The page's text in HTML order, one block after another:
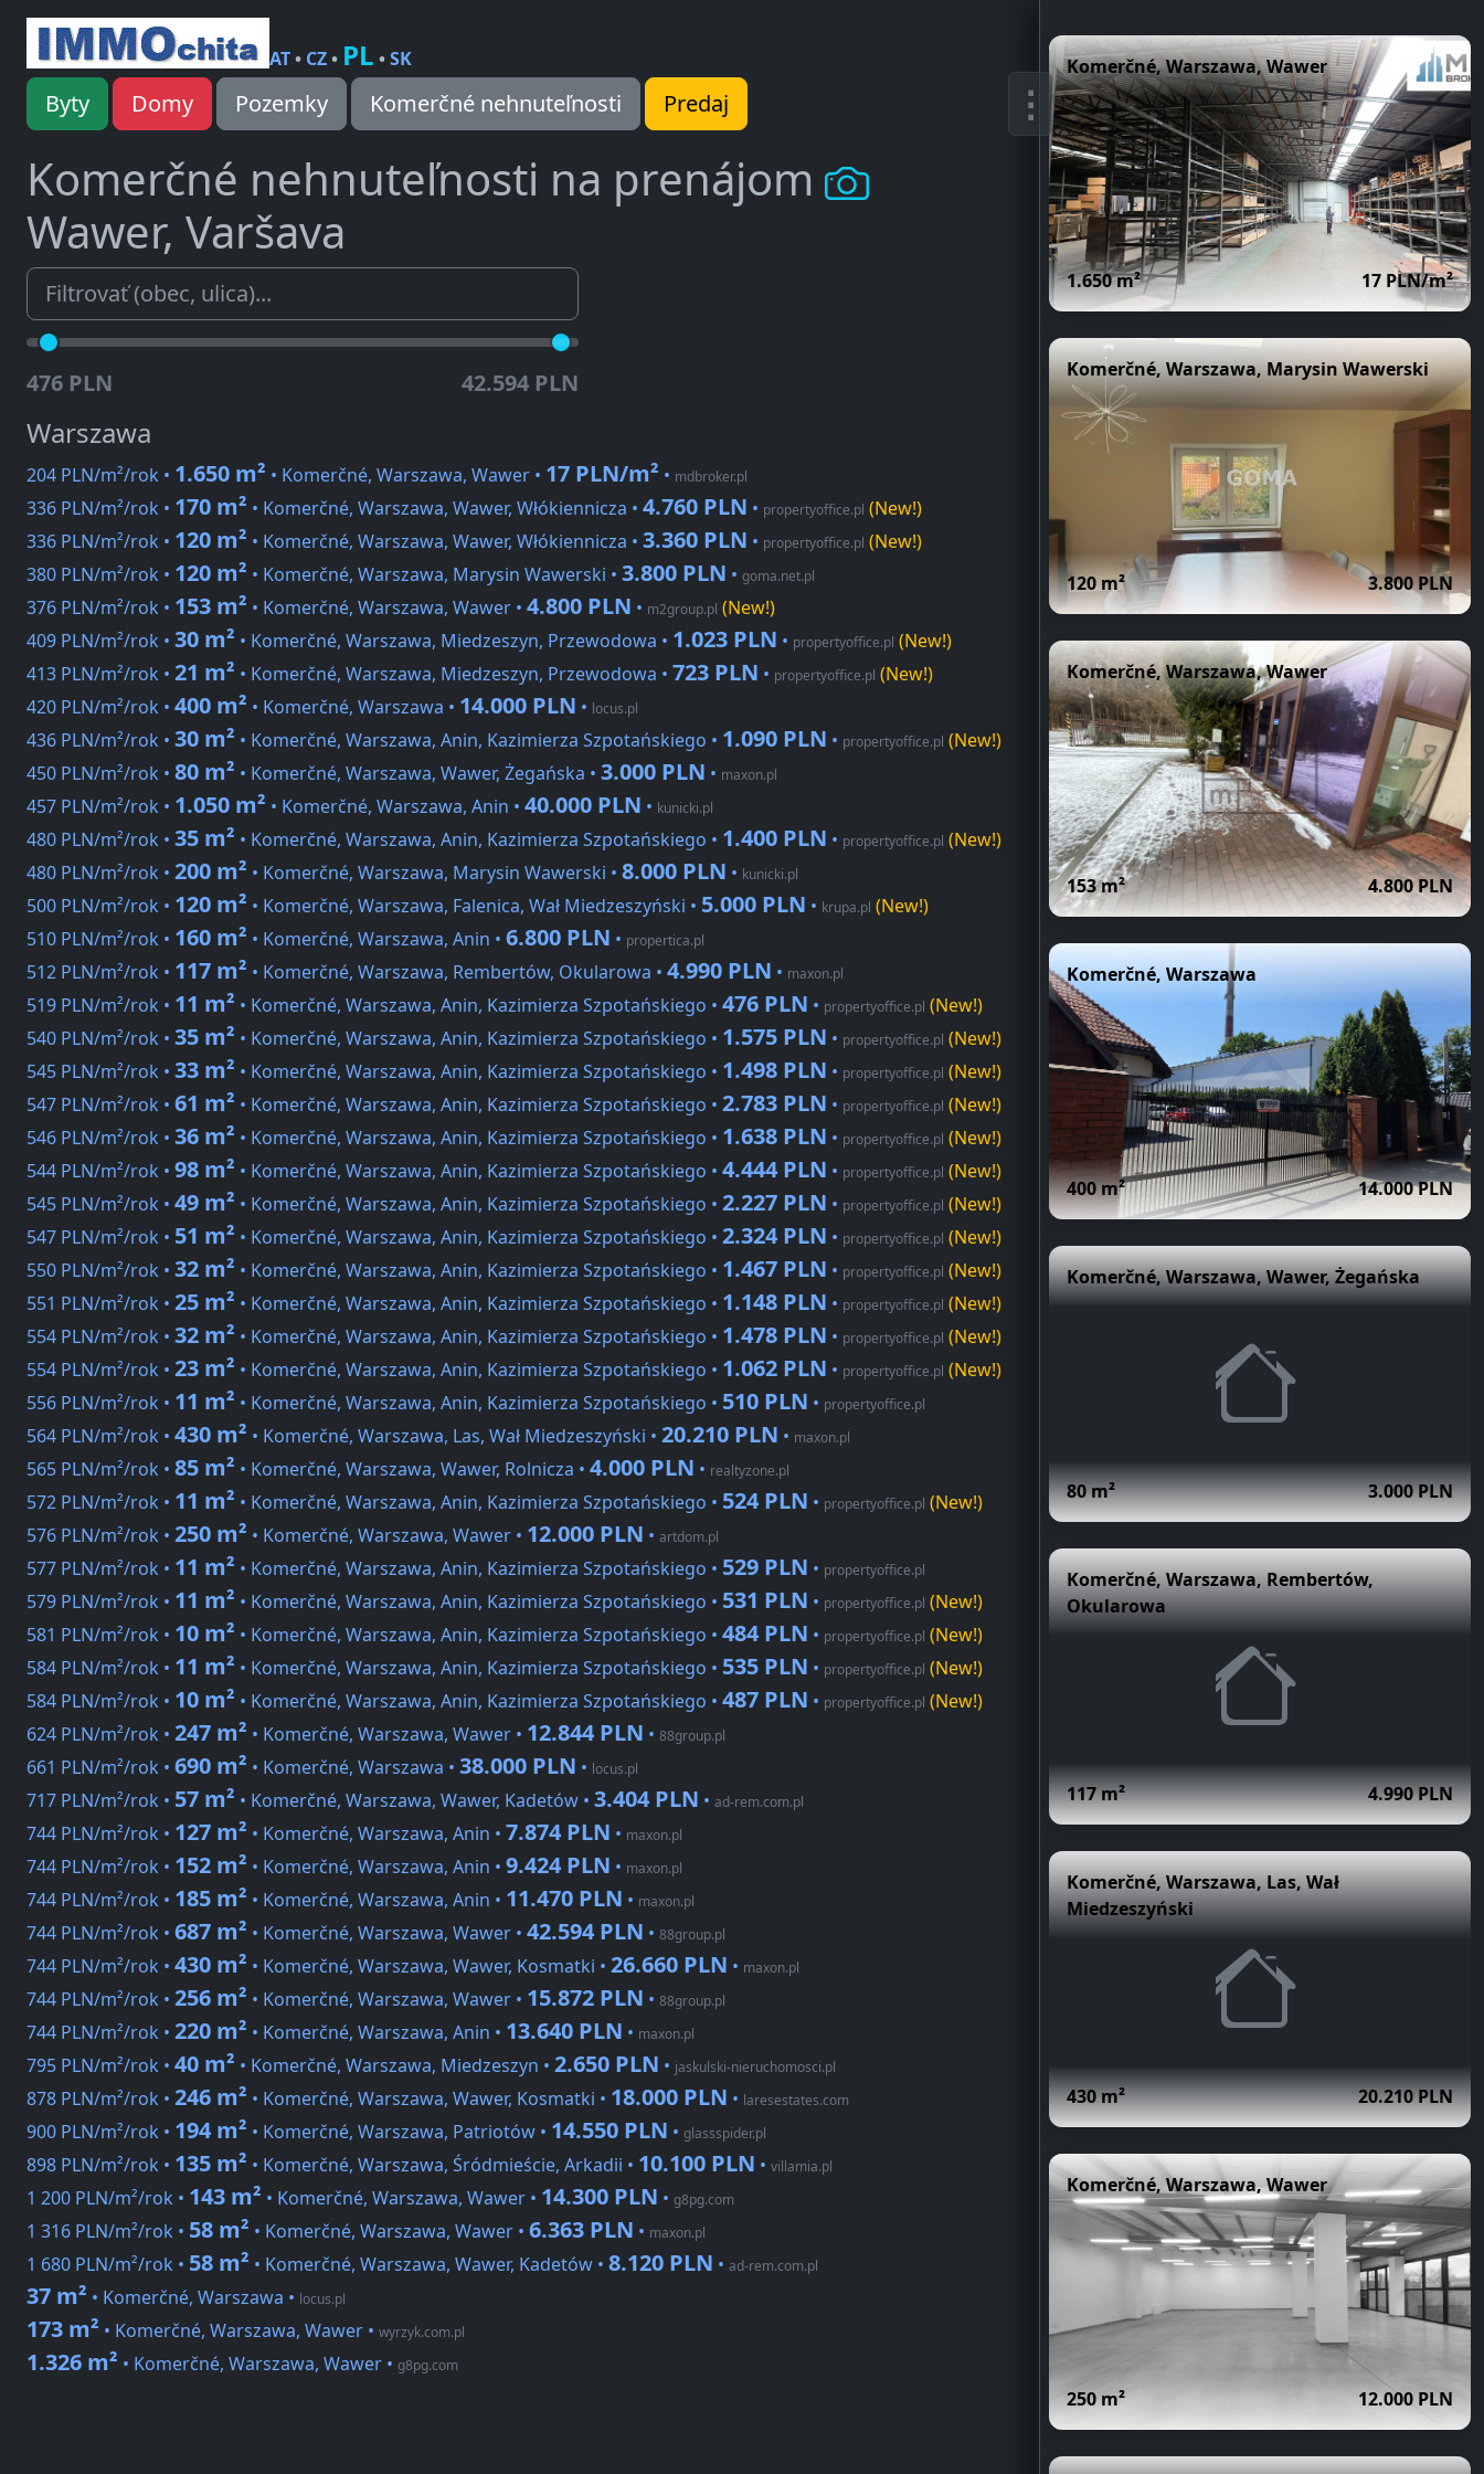
AT• CZ• PL •SK
Byty Domy Pozemky Komerčné nehnuteľnosti Predaj
Komerčné nehnuteľnosti na prenájom
Wawer, Varšava
476 PLN 42.594 PLN
Warszawa
204 PLN/m²/rok • 1.650 m² • Komerčné, Warszawa, Wawer • 17 PLN/m² • mdbroker.pl
336 PLN/m²/rok • 170 m² • Komerčné, Warszawa, Wawer, Włókiennicza • 4.760 PLN • propertyoffice.pl (New!)
336 PLN/m²/rok • 120 m² • Komerčné, Warszawa, Wawer, Włókiennicza • 3.360 PLN • propertyoffice.pl (New!)
380 PLN/m²/rok • 120 m² • Komerčné, Warszawa, Marysin Wawerski • 3.800 PLN • goma.net.pl
376 PLN/m²/rok • 153 m² • Komerčné, Warszawa, Wawer • 4.800 PLN • m2group.pl (New!)
409 PLN/m²/rok • 30 m² • Komerčné, Warszawa, Miedzeszyn, Przewodowa • 1.023 PLN • propertyoffice.pl (New!)
413 PLN/m²/rok • 21 m² • Komerčné, Warszawa, Miedzeszyn, Przewodowa • 723 PLN • propertyoffice.pl (New!)
420 PLN/m²/rok • 400 m² • Komerčné, Warszawa • 14.000 PLN • locus.pl
436 PLN/m²/rok • 30 m² • Komerčné, Warszawa, Anin, Kazimierza Szpotańskiego • 1.090 PLN • propertyoffice.pl (New!)
450 PLN/m²/rok • 80 m² • Komerčné, Warszawa, Wawer, Żegańska • 3.000 PLN • maxon.pl
457 PLN/m²/rok • 1.050 m² • Komerčné, Warszawa, Anin • 40.000 PLN • kunicki.pl
480 PLN/m²/rok • 35 m² • Komerčné, Warszawa, Anin, Kazimierza Szpotańskiego • 1.400 PLN • propertyoffice.pl (New!)
480 PLN/m²/rok • 200 m² • Komerčné, Warszawa, Marysin Wawerski • 8.000 PLN • kunicki.pl
500 PLN/m²/rok • 120 m² • Komerčné, Warszawa, Falenica, Wał Miedzeszyński • 5.000 PLN • krupa.pl (New!)
510 PLN/m²/rok • 160 m² • Komerčné, Warszawa, Anin • 6.800 PLN • propertica.pl
512 PLN/m²/rok • 117 m² • Komerčné, Warszawa, Rembertów, Okularowa • 4.990 PLN • maxon.pl
519 PLN/m²/rok • 11 m² • Komerčné, Warszawa, Anin, Kazimierza Szpotańskiego • 476 PLN • propertyoffice.pl (New!)
540 PLN/m²/rok • 35 m² • Komerčné, Warszawa, Anin, Kazimierza Szpotańskiego • 1.575 PLN • propertyoffice.pl (New!)
545 PLN/m²/rok • 33 m² • Komerčné, Warszawa, Anin, Kazimierza Szpotańskiego • 1.498 PLN • propertyoffice.pl (New!)
547 PLN/m²/rok • 61 m² • Komerčné, Warszawa, Anin, Kazimierza Szpotańskiego • 2.783 PLN • propertyoffice.pl (New!)
546 PLN/m²/rok • 36 m² • Komerčné, Warszawa, Anin, Kazimierza Szpotańskiego • 1.638 PLN • propertyoffice.pl (New!)
544 PLN/m²/rok • 98 m² • Komerčné, Warszawa, Anin, Kazimierza Szpotańskiego • 4.444 PLN • propertyoffice.pl (New!)
545 PLN/m²/rok • 49 m² • Komerčné, Warszawa, Anin, Kazimierza Szpotańskiego • 2.227 PLN • propertyoffice.pl (New!)
547 PLN/m²/rok • 51 m² • Komerčné, Warszawa, Anin, Kazimierza Szpotańskiego • 2.324 PLN • propertyoffice.pl (New!)
550 PLN/m²/rok • 32 m² • Komerčné, Warszawa, Anin, Kazimierza Szpotańskiego • 1.467 PLN • propertyoffice.pl (New!)
551 PLN/m²/rok • 25 m² • Komerčné, Warszawa, Anin, Kazimierza Szpotańskiego • 1.148 PLN • propertyoffice.pl (New!)
554 PLN/m²/rok • 32 m² • Komerčné, Warszawa, Anin, Kazimierza Szpotańskiego • 1.478 PLN • propertyoffice.pl (New!)
554 PLN/m²/rok • 23 m² • Komerčné, Warszawa, Anin, Kazimierza Szpotańskiego • 1.062 PLN • propertyoffice.pl (New!)
556 PLN/m²/rok • 11 m² • Komerčné, Warszawa, Anin, Kazimierza Szpotańskiego • 510 PLN • propertyoffice.pl
564 PLN/m²/rok • 430 m² • Komerčné, Warszawa, Las, Wał Miedzeszyński • 20.210 PLN • maxon.pl
565 PLN/m²/rok • 85 m² • Komerčné, Warszawa, Wawer, Rolnicza • 4.000 PLN • realtyzone.pl
572 PLN/m²/rok • 11 m² • Komerčné, Warszawa, Anin, Kazimierza Szpotańskiego • 524 PLN • propertyoffice.pl (New!)
576 PLN/m²/rok • 250 m² • Komerčné, Warszawa, Wawer • 12.000 PLN • artdom.pl
577 PLN/m²/rok • 11 m² • Komerčné, Warszawa, Anin, Kazimierza Szpotańskiego • 529 PLN • propertyoffice.pl
579 PLN/m²/rok • 11 m² • Komerčné, Warszawa, Anin, Kazimierza Szpotańskiego • 531 PLN • propertyoffice.pl (New!)
581 PLN/m²/rok • 10 m² • Komerčné, Warszawa, Anin, Kazimierza Szpotańskiego • 484 PLN • propertyoffice.pl (New!)
584 PLN/m²/rok • 11 m² • Komerčné, Warszawa, Anin, Kazimierza Szpotańskiego • 535 PLN • propertyoffice.pl (New!)
584 PLN/m²/rok • 10 m² • Komerčné, Warszawa, Anin, Kazimierza Szpotańskiego • 487 PLN • propertyoffice.pl (New!)
624 PLN/m²/rok • 247 m² • Komerčné, Warszawa, Wawer • 12.844 PLN • 88group.pl
661 PLN/m²/rok • 690 m² • Komerčné, Warszawa • 38.000 PLN • locus.pl
717 PLN/m²/rok • 57 m² • Komerčné, Warszawa, Wawer, Kadetów • 3.404 PLN • ad-rem.com.pl
744 PLN/m²/rok • 127 m² • Komerčné, Warszawa, Anin • 7.874 PLN • maxon.pl
744 PLN/m²/rok • 152 m² • Komerčné, Warszawa, Anin • 9.424 PLN • maxon.pl
744 PLN/m²/rok • 185 m² • Komerčné, Warszawa, Anin • 11.470 PLN • maxon.pl
744 PLN/m²/rok • 687 m² • Komerčné, Warszawa, Wawer • 42.594 PLN • 88group.pl
744 PLN/m²/rok • 430 m² • Komerčné, Warszawa, Wawer, Kosmatki • 26.660 PLN • maxon.pl
744 PLN/m²/rok • 256 m² • Komerčné, Warszawa, Wawer • 15.872 PLN • 88group.pl
744 PLN/m²/rok • 220 m² • Komerčné, Warszawa, Anin • 13.640 PLN • maxon.pl
795 PLN/m²/rok • 40 m² • Komerčné, Warszawa, Miedzeszyn • 2.650 PLN • jaskulski-nieruchomosci.pl
878 PLN/m²/rok • 246 m² • Komerčné, Warszawa, Wawer, Kosmatki • 18.000 PLN • laresestates.com
900 PLN/m²/rok • 194 m² • Komerčné, Warszawa, Patriotów • 14.550 PLN • glassspider.pl
898 PLN/m²/rok • 135 m² • Komerčné, Warszawa, Śródmieście, Arkadii • 10.100 PLN • villamia.pl
1 200 PLN/m²/rok • 143 m² • Komerčné, Warszawa, Wawer • 14.300 PLN • g8pg.com
1 316 PLN/m²/rok • 58 m² • Komerčné, Warszawa, Wawer • 6.363 PLN • maxon.pl
1 680 PLN/m²/rok • 58 m² • Komerčné, Warszawa, Wawer, Kadetów • 8.120 PLN • ad-rem.com.pl
37 m² • Komerčné, Warszawa • locus.pl
173 m² • Komerčné, Warszawa, Wawer • wyrzyk.com.pl
1.326 m² • Komerčné, Warszawa, Wawer • g8pg.com